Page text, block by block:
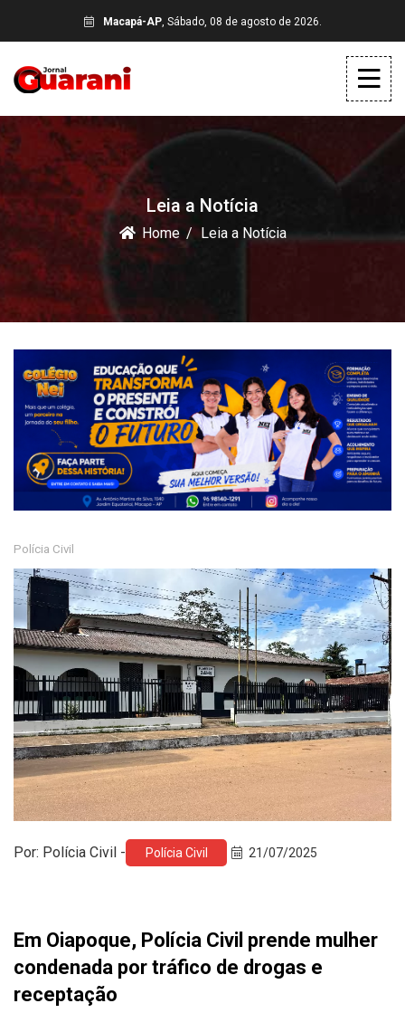
Macapá-AP, Sábado, 08 de agosto de 2026.
Leia a Notícia
Home Leia a Notícia
Polícia Civil
Por: Polícia Civil - Polícia Civil 21/07/2025
Em Oiapoque, Polícia Civil prende mulher
condenada por tráfico de drogas e
receptação